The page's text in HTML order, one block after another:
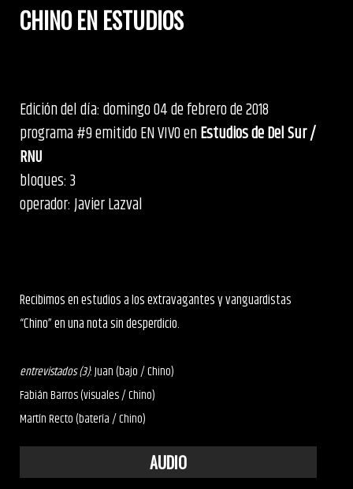
CHINO EN ESTUDIOS
Edición del día: domingo 04 de febrero de 2018
programa #9 emitido EN VIVO enEstudios de Del Sur /
RNU
bloques: 3
operador: Javier Lazval
Recibimos en estudios a los extravagantes y vanguardistas
“Chino” en una nota sin desperdicio.
entrevistados (3): Juan (bajo / Chino)
Fabián Barros (visuales / Chino)
Martín Recto (batería / Chino)
AUDIO